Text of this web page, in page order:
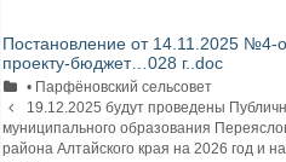
Постановление от 14.11.2025 №4-
проекту-бюджет…028 г..doc
Рубрики
• Парфёновский сельсовет
Навигация
записи
19.12.2025 будут проведены
муниципального образования
района Алтайского края на 2026 год и